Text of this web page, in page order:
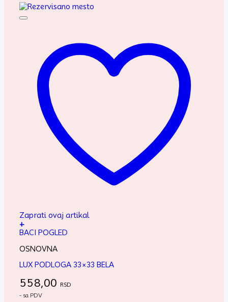
Zaprati ovaj artikal
+
BACI POGLED
OSNOVNA
LUX PODLOGA 33×33 BELA
558,00 RSD
- sa PDV